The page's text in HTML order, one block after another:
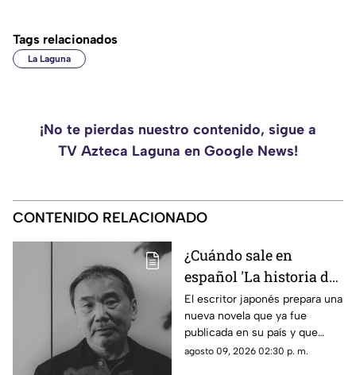
Tags relacionados
La Laguna
¡No te pierdas nuestro contenido, sigue a
TV Azteca Laguna en Google News!
CONTENIDO RELACIONADO
¿Cuándo sale en
español 'La historia de
Kaho', la nueva novela
de Haruki Murakami?
El escritor japonés prepara una
nueva novela que ya fue
publicada en su país y que
apunta a llegar a los lectores
agosto 09, 2026 02:30 p. m.